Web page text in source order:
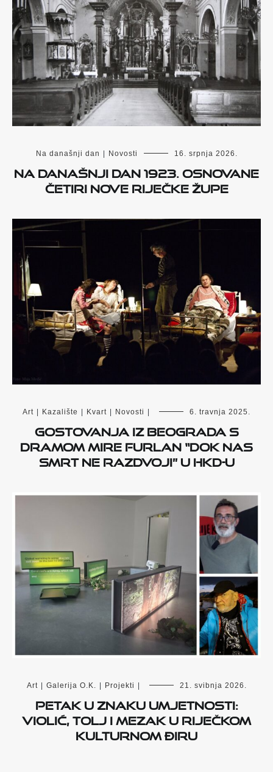
Na današnji dan | Novosti 16. srpnja 2026.
Na današnji dan 1923. osnovane
četiri nove riječke župe
Art | Kazalište | Kvart | Novosti | 6. travnja 2025.
Gostovanja iz Beograda s
dramom Mire Furlan “Dok nas
smrt ne razdvoji” u HKD-u
Art | Galerija O.K. | Projekti | 21. svibnja 2026.
Petak u znaku umjetnosti:
Violić, Tolj i Mezak u riječkom
kulturnom điru